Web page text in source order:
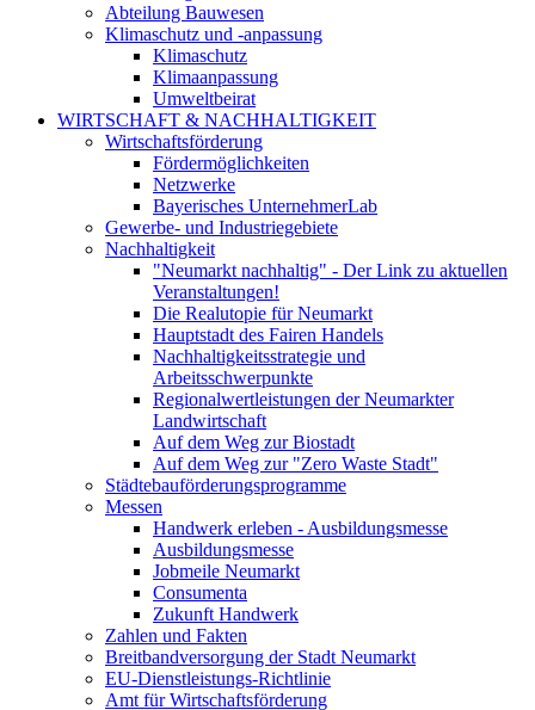
Abteilung Bauwesen
Klimaschutz und -anpassung
Klimaschutz
Klimaanpassung
Umweltbeirat
WIRTSCHAFT & NACHHALTIGKEIT
Wirtschaftsförderung
Fördermöglichkeiten
Netzwerke
Bayerisches UnternehmerLab
Gewerbe- und Industriegebiete
Nachhaltigkeit
"Neumarkt nachhaltig" - Der Link zu aktuellen
Veranstaltungen!
Die Realutopie für Neumarkt
Hauptstadt des Fairen Handels
Nachhaltigkeitsstrategie und
Arbeitsschwerpunkte
Regionalwertleistungen der Neumarkter
Landwirtschaft
Auf dem Weg zur Biostadt
Auf dem Weg zur "Zero Waste Stadt"
Städtebauförderungsprogramme
Messen
Handwerk erleben - Ausbildungsmesse
Ausbildungsmesse
Jobmeile Neumarkt
Consumenta
Zukunft Handwerk
Zahlen und Fakten
Breitbandversorgung der Stadt Neumarkt
EU-Dienstleistungs-Richtlinie
Amt für Wirtschaftsförderung